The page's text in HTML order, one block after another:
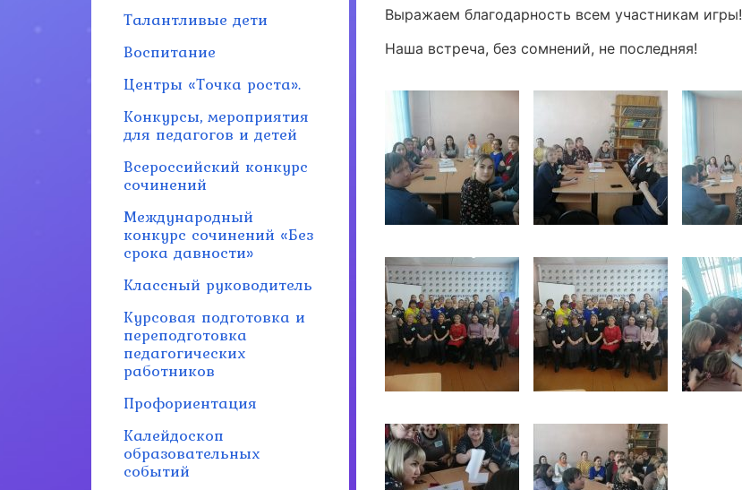
Талантливые дети
Воспитание
Центры «Точка роста».
Конкурсы, мероприятия
для педагогов и детей
Всероссийский конкурс
сочинений
Международный
конкурс сочинений «Без
срока давности»
Классный руководитель
Курсовая подготовка и
переподготовка
педагогических
работников
Профориентация
Калейдоскоп
образовательных
событий
Выражаем благодарность всем участникам игры!
Наша встреча, без сомнений, не последняя!